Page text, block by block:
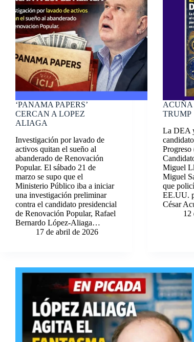
‘PANAMA PAPERS’
CERCAN A LOPEZ
ALIAGA
Investigación por lavado de
activos quitan el sueño al
abanderado de Renovación
Popular. El sábado 21 de
marzo se supo que el
Ministerio Público iba a iniciar
una investigación preliminar
contra el candidato presidencial
de Renovación Popular, Rafael
Bernardo López-Aliaga…
17 de abril de 2026
ACUÑA
TRUMP
La DEA
Progreso
Miguel
Miguel
que
EE.UU.
César
12